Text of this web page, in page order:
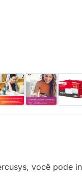
você pode